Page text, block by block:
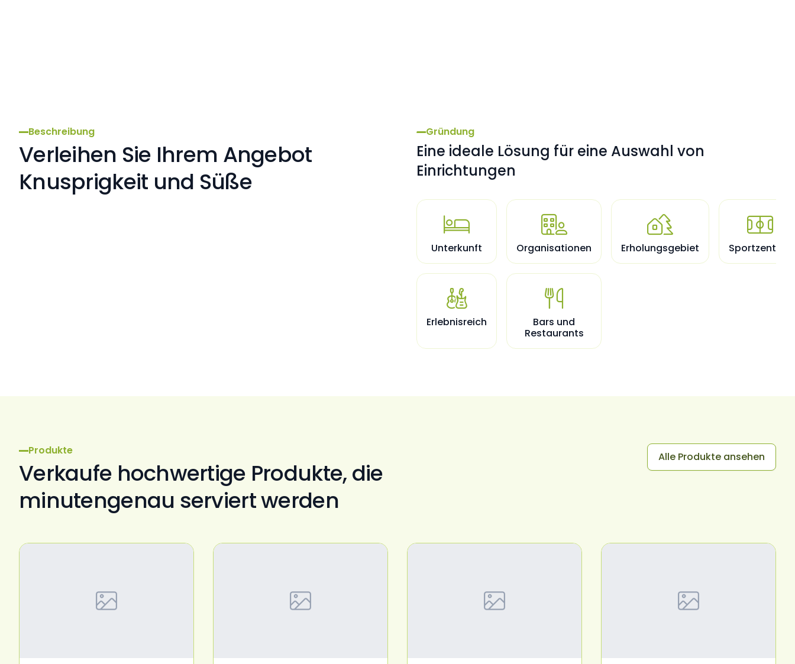
Beschreibung
Verleihen Sie Ihrem Angebot
Knusprigkeit und Süße
Gründung
Eine ideale Lösung für eine Auswahl von
Einrichtungen

Unterkunft

Organisationen

Erholungsgebiet

Sportzentren

Erlebnisreich

Bars und
Restaurants
Produkte
Verkaufe hochwertige Produkte, die
minutengenau serviert werden
Alle Produkte ansehen